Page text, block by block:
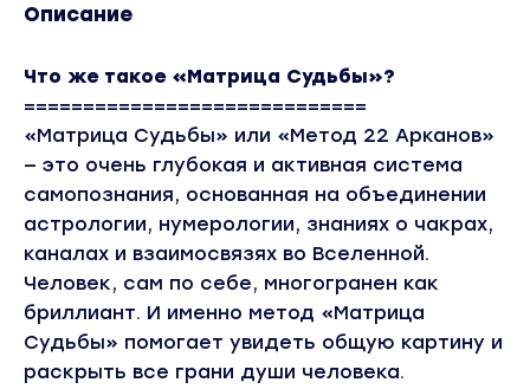
Описание
Что же такое «Матрица Судьбы»?
=============================
«Матрица Судьбы» или «Метод 22 Арканов»
— это очень глубокая и активная система
самопознания, основанная на объединении
астрологии, нумерологии, знаниях о чакрах,
каналах и взаимосвязях во Вселенной.
Человек, сам по себе, многогранен как
бриллиант. И именно метод «Матрица
Судьбы» помогает увидеть общую картину и
раскрыть все грани души человека.